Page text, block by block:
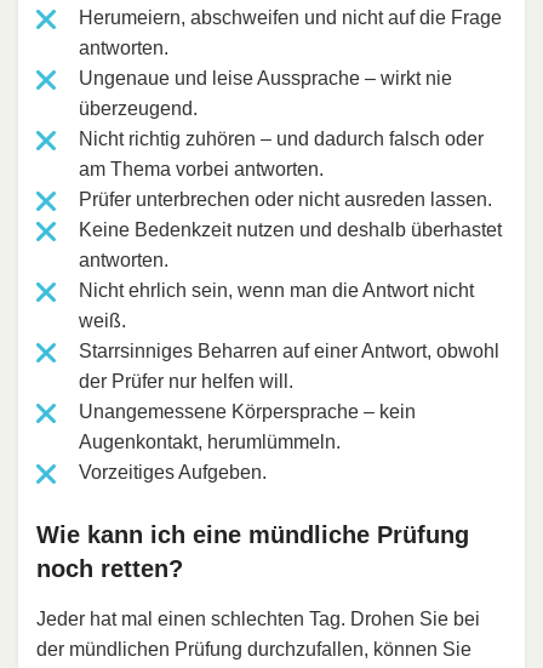
Herumeiern, abschweifen und nicht auf die Frage
antworten.
Ungenaue und leise Aussprache – wirkt nie
überzeugend.
Nicht richtig zuhören – und dadurch falsch oder
am Thema vorbei antworten.
Prüfer unterbrechen oder nicht ausreden lassen.
Keine Bedenkzeit nutzen und deshalb überhastet
antworten.
Nicht ehrlich sein, wenn man die Antwort nicht
weiß.
Starrsinniges Beharren auf einer Antwort, obwohl
der Prüfer nur helfen will.
Unangemessene Körpersprache – kein
Augenkontakt, herumlümmeln.
Vorzeitiges Aufgeben.
Wie kann ich eine mündliche Prüfung
noch retten?
Jeder hat mal einen schlechten Tag. Drohen Sie bei
der mündlichen Prüfung durchzufallen, können Sie